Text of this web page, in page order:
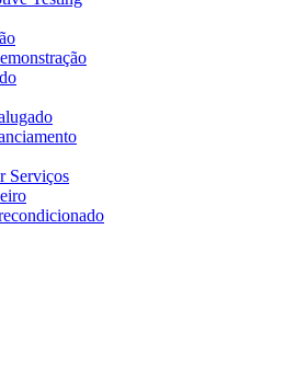
Serviços